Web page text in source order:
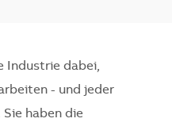
Industrie dabei,
- und jeder
haben die